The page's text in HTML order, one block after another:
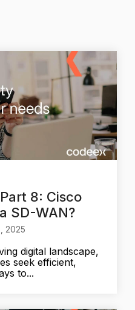
8: Cisco
SD-WAN?
2025
digital landscape,
seek efficient,
to...